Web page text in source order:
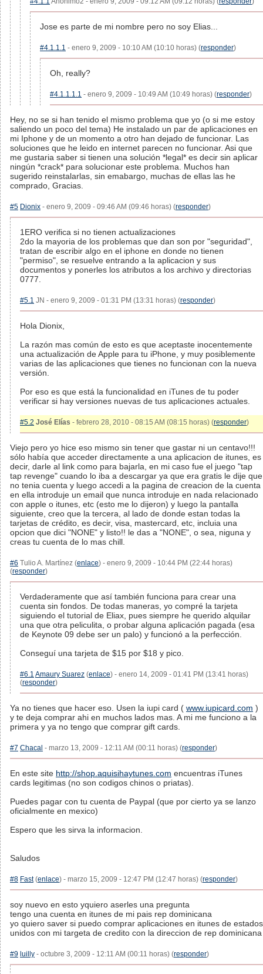
Jose es parte de mi nombre pero no soy Elias...
#4.1.1.1 - enero 9, 2009 - 10:10 AM (10:10 horas) (responder)
Oh, really?
#4.1.1.1.1 - enero 9, 2009 - 10:49 AM (10:49 horas) (responder)
Hey, no se si han tenido el mismo problema que yo (o si me estoy
saliendo un poco del tema) He instalado un par de aplicaciones en
mi Iphone y de un momento a otro han dejado de funcionar. Las
soluciones que he leido en internet parecen no funcionar. Asi que
me gustaria saber si tienen una solución *legal* es decir sin aplicar
ningún *crack* para solucionar este problema. Muchos han
sugerido reinstalarlas, sin emabargo, muchas de ellas las he
comprado, Gracias.
#5 Dionix - enero 9, 2009 - 09:46 AM (09:46 horas) (responder)
1ERO verifica si no tienen actualizaciones
2do la mayoria de los problemas que dan son por "seguridad",
tratan de escribir algo en el iphone en donde no tienen
"permiso", se resuelve entrando a la aplicacion y sus
documentos y ponerles los atributos a los archivo y directorias
0777.
#5.1 JN - enero 9, 2009 - 01:31 PM (13:31 horas) (responder)
Hola Dionix,
La razón mas común de esto es que aceptaste inocentemente
una actualización de Apple para tu iPhone, y muy posiblemente
varias de las aplicaciones que tienes no funcionan con la nueva
versión.
Por eso es que está la funcionalidad en iTunes de tu poder
verificar si hay versiones nuevas de tus aplicaciones actuales.
#5.2 José Elías - febrero 28, 2010 - 08:15 AM (08:15 horas) (responder)
Viejo pero yo hice eso mismo sin tener que gastar ni un centavo!!!
sólo había que acceder directamente a una aplicacion de itunes, es
decir, darle al link como para bajarla, en mi caso fue el juego "tap
tap revenge" cuando lo iba a descargar ya que era gratis le dije que
no tenia cuenta y luego accedi a la pagina de creacion de la cuenta
en ella introduje un email que nunca introduje en nada relacionado
con apple o itunes, etc (esto me lo dijeron) y luego la pantalla
siguiente, creo que la tercera, al lado de donde estan todas la
tarjetas de crédito, es decir, visa, mastercard, etc, incluia una
opcion que dici "NONE" y listo!! le das a "NONE", o sea, niguna y
creas tu cuenta de lo mas chill.
#6 Tulio A. Martínez (enlace) - enero 9, 2009 - 10:44 PM (22:44 horas)
(responder)
Verdaderamente que así también funciona para crear una
cuenta sin fondos. De todas maneras, yo compré la tarjeta
siguiendo el tutorial de Eliax, pues siempre he querido alquilar
una que otra peliculita, o probar alguna aplicación pagada (esa
de Keynote 09 debe ser un palo) y funcionó a la perfección.
Conseguí una tarjeta de $15 por $18 y pico.
#6.1 Amaury Suarez (enlace) - enero 14, 2009 - 01:41 PM (13:41 horas)
(responder)
Ya no tienes que hacer eso. Usen la iupi card ( www.iupicard.com )
y te deja comprar ahi en muchos lados mas. A mi me funciono a la
primera y ya no tengo que comprar gift cards.
#7 Chacal - marzo 13, 2009 - 12:11 AM (00:11 horas) (responder)
En este site http://shop.aquisihaytunes.com encuentras iTunes
cards legitimas (no son codigos chinos o priatas).
Puedes pagar con tu cuenta de Paypal (que por cierto ya se lanzo
oficialmente en mexico)
Espero que les sirva la informacion.
Saludos
#8 Fast(enlace) - marzo 15, 2009 - 12:47 PM (12:47 horas) (responder)
soy nuevo en esto yquiero aserles una pregunta
tengo una cuenta en itunes de mi pais rep dominicana
yo quiero saver si puedo comprar aplicaciones en itunes de estados
unidos con mi targeta de credito con la direccion de rep dominicana
#9 luilly - octubre 3, 2009 - 12:11 AM (00:11 horas) (responder)